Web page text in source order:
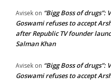
Avisek on “Bigg Boss of
Goswami refuses to accept
after Republic TV founder
Salman Khan
Avisek on “Bigg Boss of
Goswami refuses to accept